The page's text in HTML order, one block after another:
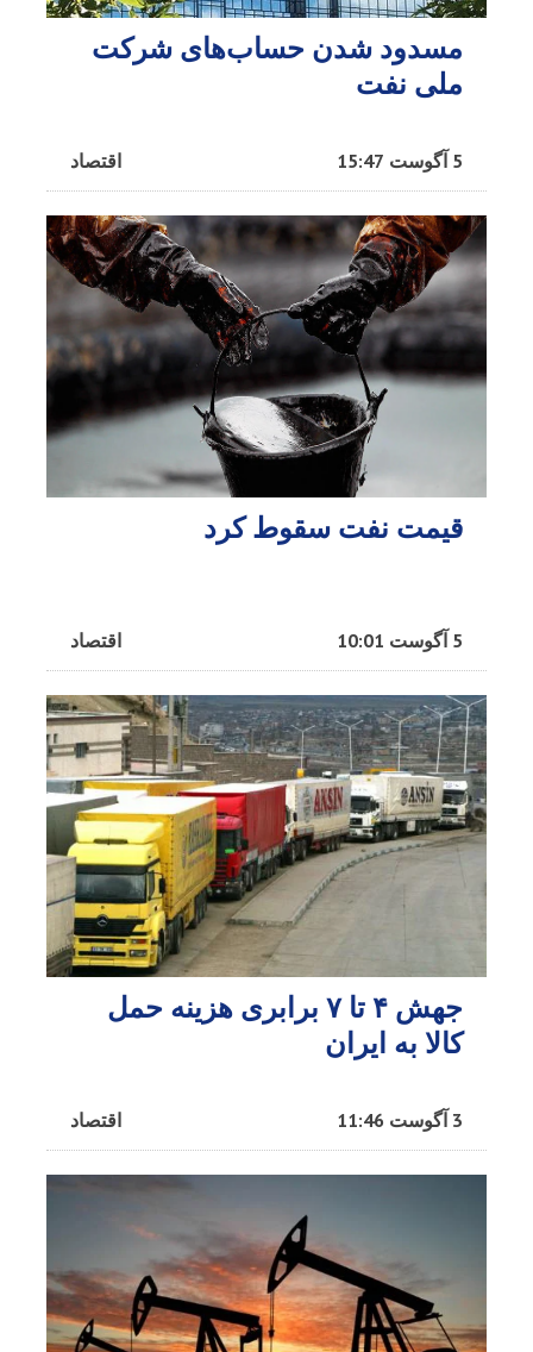
مسدود شدن حساب‌های شرکت
ملی نفت
اقتصاد 5 آگوست 15:47
قیمت نفت سقوط کرد
اقتصاد 5 آگوست 10:01
جهش ۴ تا ۷ برابری هزینه حمل
کالا به ایران
اقتصاد 3 آگوست 11:46